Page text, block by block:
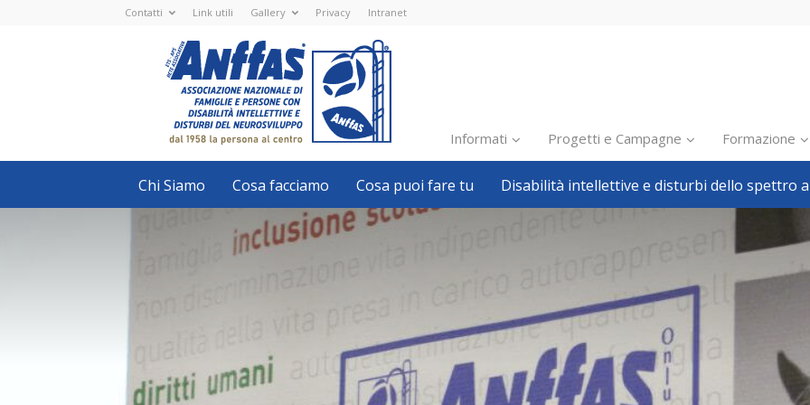
Contatti Link utili Gallery Privacy Intranet
Nazionale
ETS
-
APS
Associazione
Nazionale
di
Famiglie
e
con
disabilità
intellettive
neurosviluppo
Informati
Inclusione scolastica
Inclusione lavorativa
Politiche sociali
Pillole
Formazione
Avvisi, bandi
Welfare locale
Progetti e Campagne Formazione
Chi Siamo Cosa facciamo Cosa puoi fare tu Disabilità intellettive e disturbi dello spettro